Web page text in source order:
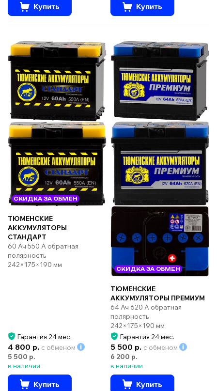
Купить Купить
СКИДКА ЗА ОБМЕН
ТЮМЕНСКИЕ
АККУМУЛЯТОРЫ
СТАНДАРТ
60 Ач 550 А обратная
полярность
242×175×190 мм
Гарантия 24 мес.
4 800 р. с обменом
5 500 р.
в наличии
Купить
СКИДКА ЗА ОБМЕН
ТЮМЕНСКИЕ
АККУМУЛЯТОРЫ ПРЕМИУМ
64 Ач 620 А обратная
полярность
242×175×190 мм
Гарантия 24 мес.
5 500 р. с обменом
6 200 р.
в наличии
Купить